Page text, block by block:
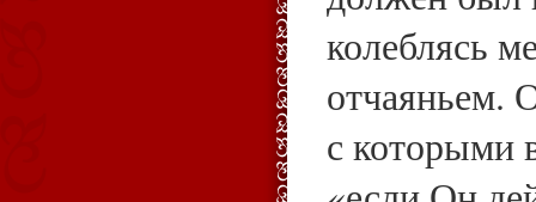
колеблясь
отчаяньем.
с которыми